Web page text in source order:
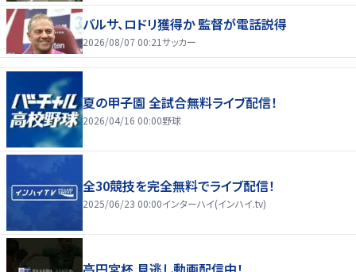
バルサ、ロドリ獲得か 監督が電話説得
2026/08/07 00:21サッカー
夏の甲子園 全試合無料ライブ配信！
2026/04/16 00:00野球
全30競技を完全無料でライブ配信！
2025/06/23 00:00インターハイ(インハイ.tv)